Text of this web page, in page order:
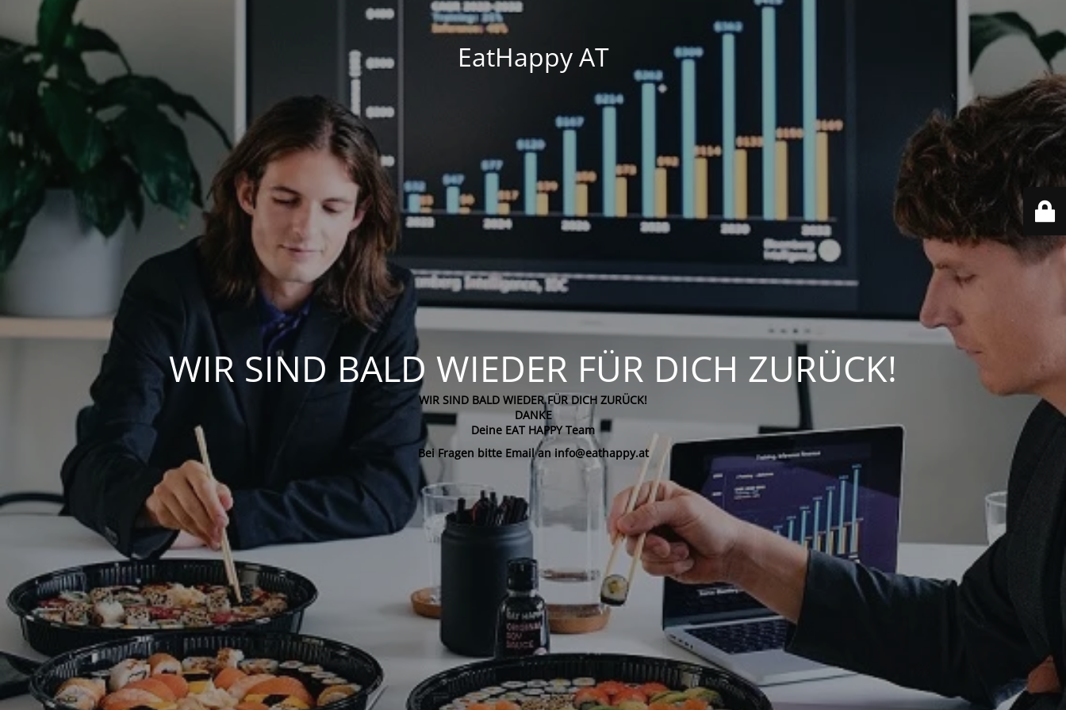
EatHappy AT
WIR SIND BALD WIEDER FÜR DICH ZURÜCK!
WIR SIND BALD WIEDER FÜR DICH ZURÜCK!
DANKE
Deine EAT HAPPY Team
Bei Fragen bitte Email an info@eathappy.at